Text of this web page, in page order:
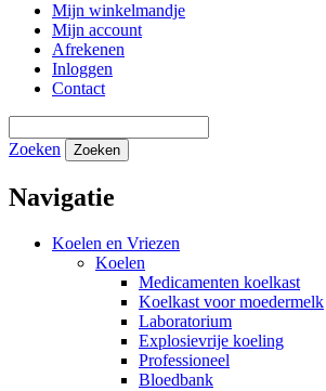
Mijn winkelmandje
Mijn account
Afrekenen
Inloggen
Contact
Zoeken Zoeken
Navigatie
Koelen en Vriezen
Koelen
Medicamenten koelkast
Koelkast voor moedermelk
Laboratorium
Explosievrije koeling
Professioneel
Bloedbank